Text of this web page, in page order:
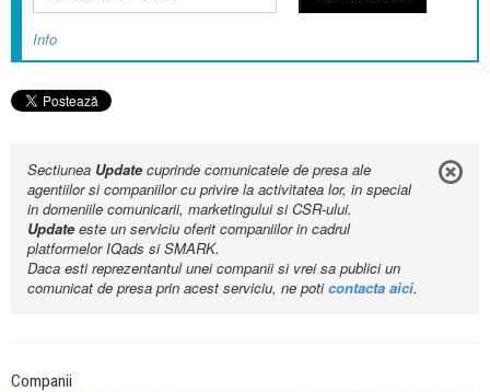
Info
Sectiunea Updatecuprinde comunicatele de presa ale
agentiilor si companiilor cu privire la activitatea lor, in special
in domeniile comunicarii, marketingului si CSR-ului.
Updateeste un serviciu oferit companiilor in cadrul
platformelor IQads si SMARK.
Daca esti reprezentantul unei companii si vrei sa publici un
comunicat de presa prin acest serviciu, ne poticontacta aici.
Companii